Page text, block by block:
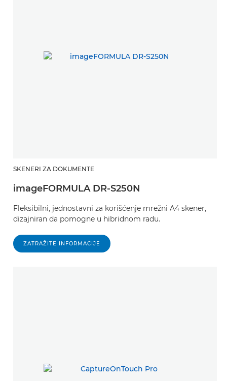
SKENERI ZA DOKUMENTE
imageFORMULA DR-S250N
Fleksibilni, jednostavni za korišćenje mrežni A4 skener,
dizajniran da pomogne u hibridnom radu.
ZATRAŽITE INFORMACIJE